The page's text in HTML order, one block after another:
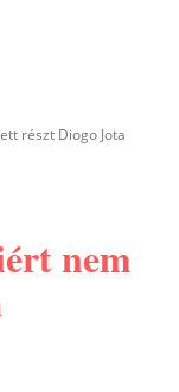
részt Diogo Jota
nem